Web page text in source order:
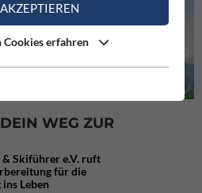
becomingguide - Dein Weg zur Bergführer:in
WEG ZUR
& Skiführer e.V. ruft
für die
Leben
Cookies erfahren